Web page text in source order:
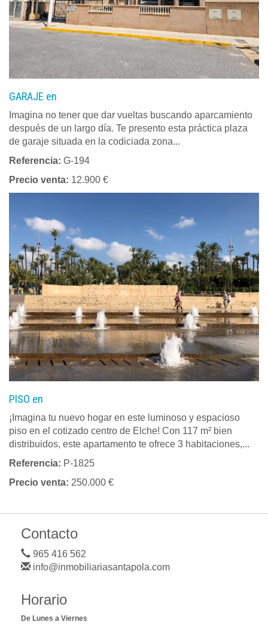
GARAJE en
Imagina no tener que dar vueltas buscando aparcamiento
después de un largo día. Te presento esta práctica plaza
de garaje situada en la codiciada zona...
Referencia: G-194
Precio venta: 12.900 €
PISO en
¡Imagina tu nuevo hogar en este luminoso y espacioso
piso en el cotizado centro de Elche! Con 117 m² bien
distribuidos, este apartamento te ofrece 3 habitaciones,...
Referencia: P-1825
Precio venta: 250.000 €
Contacto
965 416 562
info@inmobiliariasantapola.com
Horario
De Lunes a Viernes